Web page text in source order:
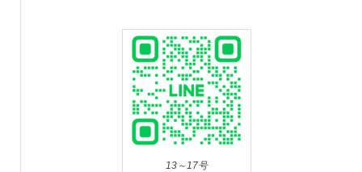
13～17号